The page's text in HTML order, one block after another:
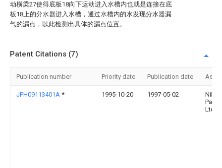
动横梁27使得底板18向下运动进入水槽内也就是连接在底
板18上的分水器进入水槽，通过水槽内的水发现分水器漏
气的漏点，以此检测出具体的漏点位置。
Patent Citations (7)
Publication number Priority date Publication date
JPH09113401A * 1995-10-20 1997-05-02
Niles
Parts
Ltd